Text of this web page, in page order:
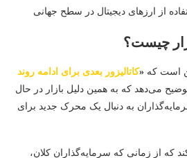
از ارزهای دیجیتال در سطح جهانی
چیست؟
است که «کاتالیزور بعدی برای ادامه روند
می‌دهد که به همین دلیل بازار در حال
به دنبال یک محرک جدید برای
که از زمانی که سرمایه‌گذاران کلان،